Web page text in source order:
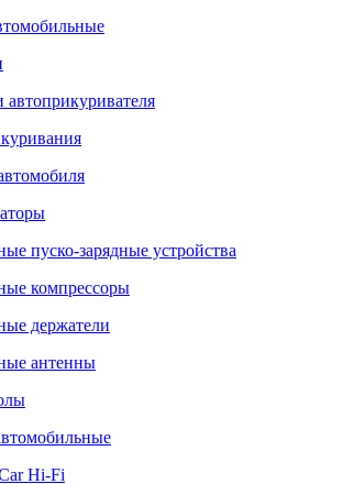
автоприкуривателя
пуско-зарядные устройства
компрессоры
держатели
антенны
Hi-Fi